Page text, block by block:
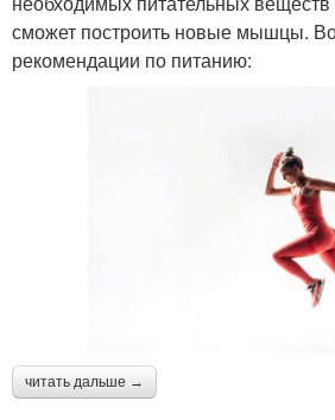
сможет построить новые мышцы.
рекомендации по питанию:
читать дальше →